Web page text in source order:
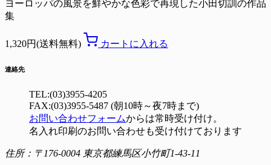
ヨーロッパの風景を鮮やかな色彩で再現した小田切訓の作品
集
1,320円(送料無料) カートに入れる
連絡先
TEL:(03)3955-4205
FAX:(03)3955-5487 (朝10時～夜7時まで)
お問い合わせフォームからは常時受け付け。
名入れ印刷のお問い合わせも受け付けております
住所：〒176-0004 東京都練馬区小竹町1-43-11